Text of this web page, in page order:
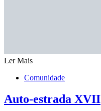
Ler Mais
Comunidade
Auto-estrada XVII